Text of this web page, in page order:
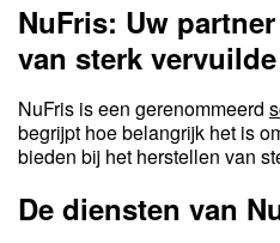
NuFris: Uw
van sterk
NuFris is een gerenommeerd
begrijpt hoe belangrijk het is
bieden bij het herstellen van
De diensten van